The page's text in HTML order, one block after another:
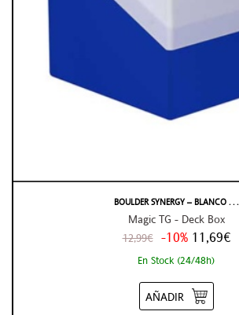
BOULDER SYNERGY – BLANCO . . .
Magic TG - Deck Box
12,99€ -10% 11,69€
En Stock (24/48h)
AÑADIR